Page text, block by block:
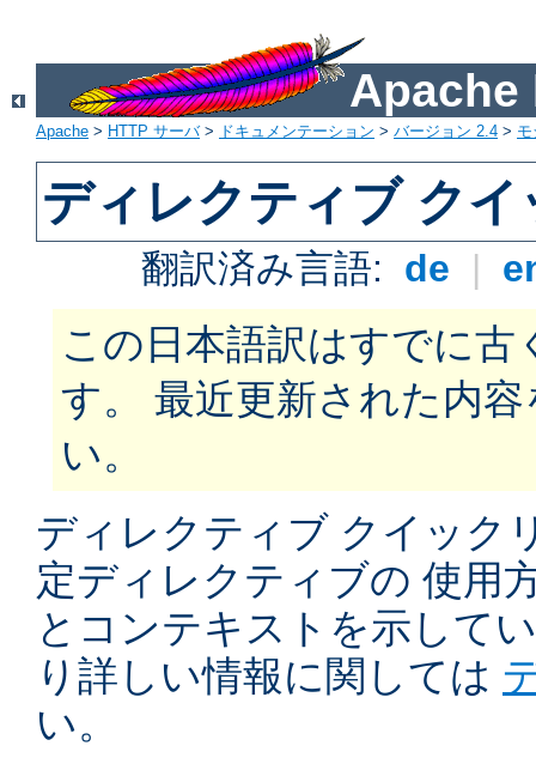
Apache
Apache > HTTP サーバ> ドキュメンテーション > バージョン 2.4 >
ディレクティブ ク
翻訳済み言語: de |
この日本語訳はすでに
す。 最近更新された内
い。
ディレクティブ クイック
定ディレクティブの 使用
とコンテキストを示して
り詳しい情報に関しては
い。